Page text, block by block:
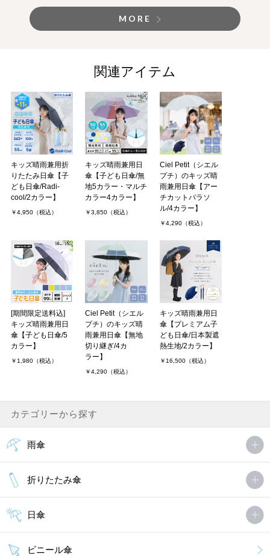
MORE
関連アイテム
キッズ晴雨兼用折
りたたみ日傘【子
ども日傘/Radi-
cool/2カラー】
￥4,950（税込）
キッズ晴雨兼用日
傘【子ども日傘/無
地5カラー・マルチ
カラー4カラー】
￥3,850（税込）
Ciel Petit（シエル
プチ）のキッズ晴
雨兼用日傘【アー
チカットパラソ
ル/4カラー】
￥4,290（税込）
[期間限定送料込]
キッズ晴雨兼用日
傘【子ども日傘/5
カラー】
￥1,980（税込）
Ciel Petit（シエル
プチ）のキッズ晴
雨兼用日傘【無地
切り継ぎ/4カ
ラー】
￥4,290（税込）
キッズ晴雨兼用日
傘【プレミアム子
ども日傘/日本製遮
熱生地/2カラー】
￥16,500（税込）
カテゴリーから探す
雨傘
折りたたみ傘
日傘
ビニール傘